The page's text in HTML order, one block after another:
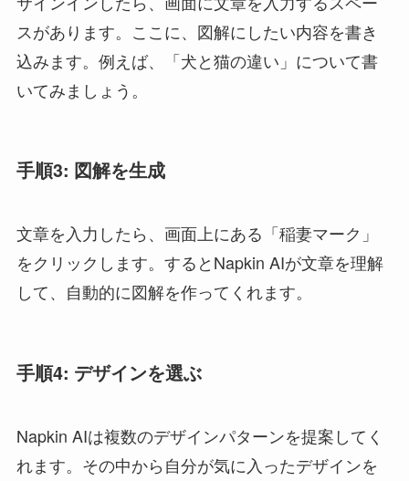
スがあります。ここに、図解にしたい内容を書き
込みます。例えば、「犬と猫の違い」について書
いてみましょう。
手順3: 図解を生成
文章を入力したら、画面上にある「稲妻マーク」
をクリックします。するとNapkin AIが文章を理解
して、自動的に図解を作ってくれます。
手順4: デザインを選ぶ
Napkin AIは複数のデザインパターンを提案してく
れます。その中から自分が気に入ったデザインを